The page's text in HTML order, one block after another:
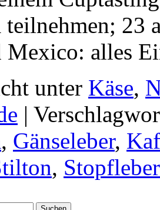
23
Mexico: alles
unter Käse,
|
, Gänseleber,
, Stopfleber